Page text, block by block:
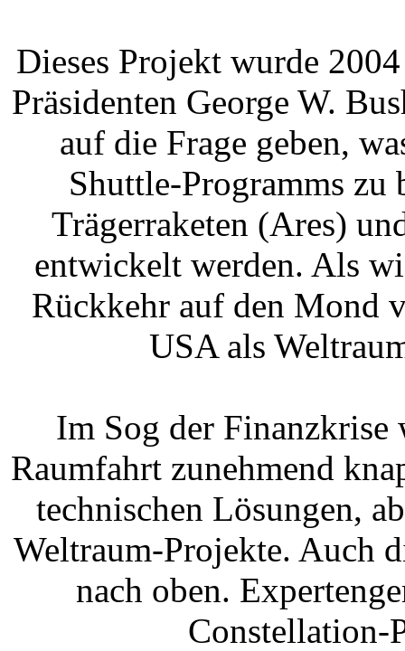
Dieses Projekt wurde
Präsidenten George W.
auf die Frage geben,
Shuttle-Programms zu
Trägerraketen (Ares)
entwickelt werden. Als
Rückkehr auf den Mond
USA als
Im Sog der
Raumfahrt zunehmend
technischen Lösungen,
Weltraum-Projekte. Auch
nach oben.